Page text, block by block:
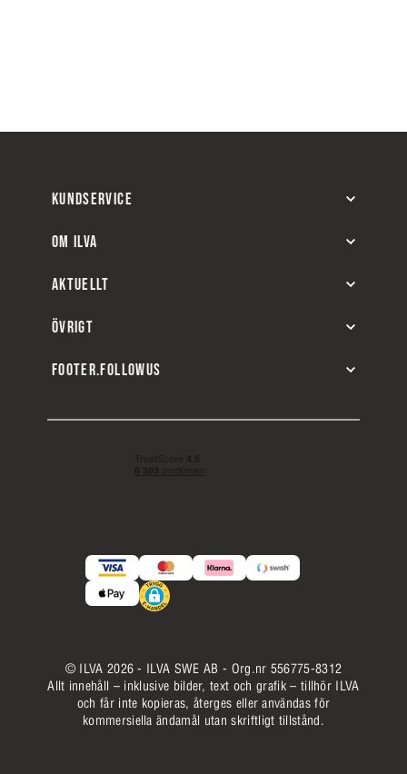
KUNDSERVICE
OM ILVA
AKTUELLT
ÖVRIGT
FOOTER.FOLLOWUS
© ILVA 2026 - ILVA SWE AB - Org.nr 556775-8312
Allt innehåll – inklusive bilder, text och grafik – tillhör ILVA
och får inte kopieras, återges eller användas för
kommersiella ändamål utan skriftligt tillstånd.